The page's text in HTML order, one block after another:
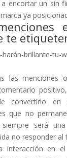
encortar un sin
ya
te
las menciones
convertirlo en
que no
siempre será
no responder al
interacción en